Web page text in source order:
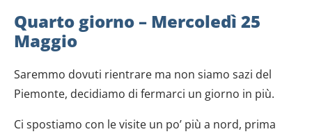
Quarto giorno – Mercoledì 25
Maggio
Saremmo dovuti rientrare ma non siamo sazi del
Piemonte, decidiamo di fermarci un giorno in più.
Ci spostiamo con le visite un po’ più a nord, prima